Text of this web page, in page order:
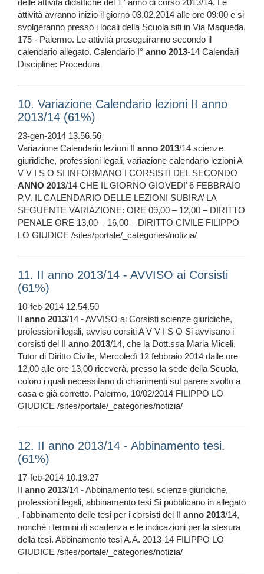
delle attività didattiche del 1° anno di corso 2013/14. Le
attività avranno inizio il giorno 03.02.2014 alle ore 09:00 e si
svolgeranno presso i locali della Scuola siti in Via Maqueda,
175 - Palermo. Le attività proseguiranno secondo il
calendario allegato. Calendario I° anno 2013-14 Calendari
Discipline: Procedura
10. Variazione Calendario lezioni II anno
2013/14 (61%)
23-gen-2014 13.56.56
Variazione Calendario lezioni II anno 2013/14 scienze
giuridiche, professioni legali, variazione calendario lezioni A
V V I S O SI INFORMANO I CORSISTI DEL SECONDO
ANNO 2013/14 CHE IL GIORNO GIOVEDI’ 6 FEBBRAIO
P.V. IL CALENDARIO DELLE LEZIONI SUBIRA’ LA
SEGUENTE VARIAZIONE: ORE 09,00 – 12,00 – DIRITTO
PENALE ORE 13,00 – 16,00 – DIRITTO CIVILE FILIPPO
LO GIUDICE /sites/portale/_categories/notizia/
11. II anno 2013/14 - AVVISO ai Corsisti
(61%)
10-feb-2014 12.54.50
II anno 2013/14 - AVVISO ai Corsisti scienze giuridiche,
professioni legali, avviso corsiti A V V I S O Si avvisano i
corsisti del II anno 2013/14, che la Dott.ssa Maria Miceli,
Tutor di Diritto Civile, Mercoledì 12 febbraio 2014 dalle ore
12,00 alle ore 13,00 riceverà, presso la sede della Scuola,
coloro i quali necessitano di chiarimenti sul parere svolto a
casa e già corretto. Palermo, 10/02/2014 FILIPPO LO
GIUDICE /sites/portale/_categories/notizia/
12. II anno 2013/14 - Abbinamento tesi.
(61%)
17-feb-2014 10.19.27
II anno 2013/14 - Abbinamento tesi. scienze giuridiche,
professioni legali, abbinamento tesi Si pubblicano in allegato
, l'abbinamento delle tesi per i corsisti del II anno 2013/14,
nonché i termini di scadenza e le indicazioni per la stesura
della tesi. Abbinamento tesi A.A. 2013-14 FILIPPO LO
GIUDICE /sites/portale/_categories/notizia/